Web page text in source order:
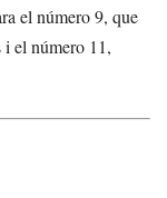
el número 9, que
el número 11,